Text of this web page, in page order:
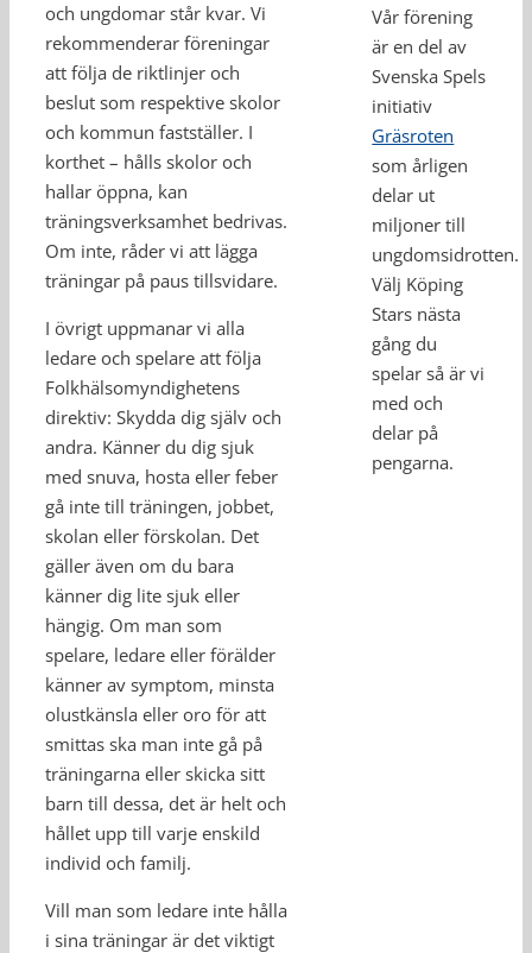
och ungdomar står kvar. Vi
rekommenderar föreningar
att följa de riktlinjer och
beslut som respektive skolor
och kommun fastställer. I
korthet – hålls skolor och
hallar öppna, kan
träningsverksamhet bedrivas.
Om inte, råder vi att lägga
träningar på paus tillsvidare.
I övrigt uppmanar vi alla
ledare och spelare att följa
Folkhälsomyndighetens
direktiv: Skydda dig själv och
andra. Känner du dig sjuk
med snuva, hosta eller feber
gå inte till träningen, jobbet,
skolan eller förskolan. Det
gäller även om du bara
känner dig lite sjuk eller
hängig. Om man som
spelare, ledare eller förälder
känner av symptom, minsta
olustkänsla eller oro för att
smittas ska man inte gå på
träningarna eller skicka sitt
barn till dessa, det är helt och
hållet upp till varje enskild
individ och familj.
Vill man som ledare inte hålla
i sina träningar är det viktigt
Vår förening
är en del av
Svenska Spels
initiativ
Gräsroten
som årligen
delar ut
miljoner till
ungdomsidrotten.
Välj Köping
Stars nästa
gång du
spelar så är vi
med och
delar på
pengarna.